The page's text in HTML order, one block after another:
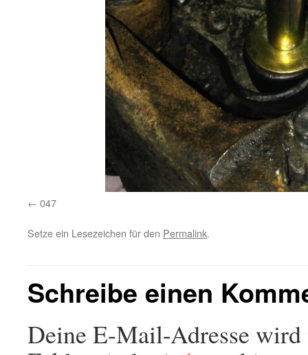
047
Setze ein Lesezeichen für den Permalink.
Schreibe einen
Deine E-Mail-Adresse